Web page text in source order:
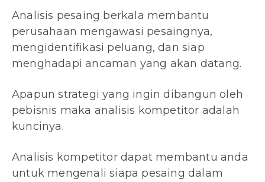
Analisis pesaing berkala membantu
perusahaan mengawasi pesaingnya,
mengidentifikasi peluang, dan siap
menghadapi ancaman yang akan datang.
Apapun strategi yang ingin dibangun oleh
pebisnis maka analisis kompetitor adalah
kuncinya.
Analisis kompetitor dapat membantu anda
untuk mengenali siapa pesaing dalam